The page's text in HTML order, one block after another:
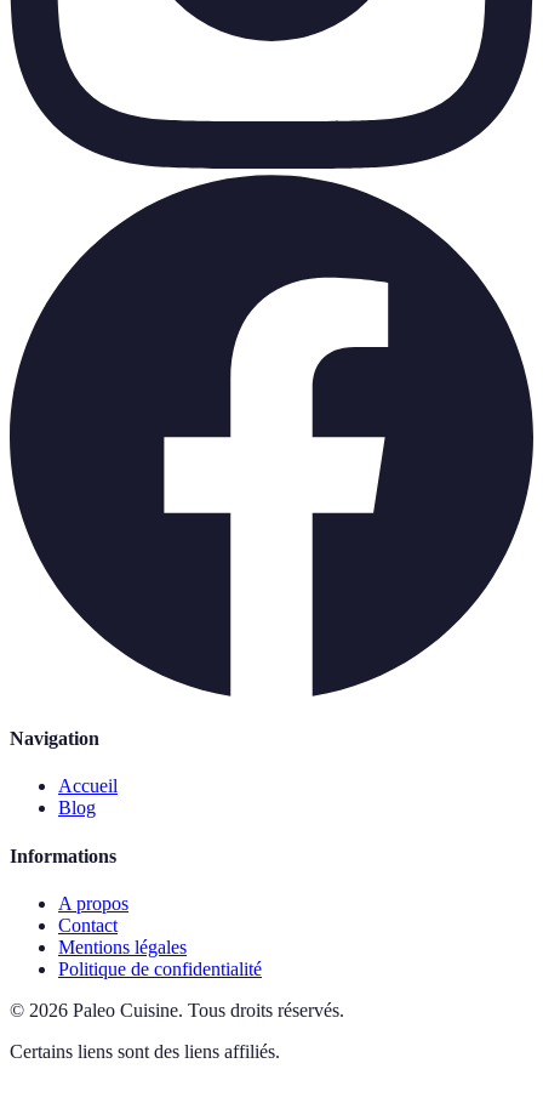
Navigation
Accueil
Blog
Informations
A propos
Contact
Mentions légales
Politique de confidentialité
© 2026 Paleo Cuisine. Tous droits réservés.
Certains liens sont des liens affiliés.